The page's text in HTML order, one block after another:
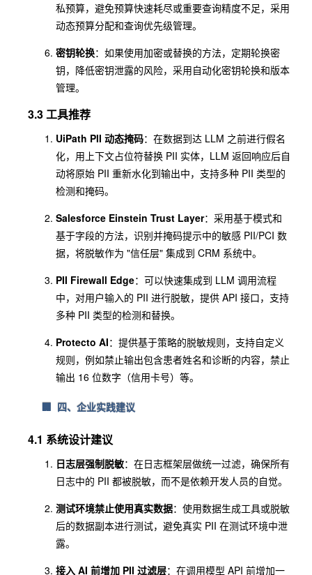
私预算，避免预算快速耗尽或重要查询精度不足，采用
动态预算分配和查询优先级管理。
密钥轮换：如果使用加密或替换的方法，定期轮换密
钥，降低密钥泄露的风险，采用自动化密钥轮换和版本
管理。
3.3 工具推荐
UiPath PII 动态掩码：在数据到达 LLM 之前进行假名
化，用上下文占位符替换 PII 实体，LLM 返回响应后自
动将原始 PII 重新水化到输出中，支持多种 PII 类型的
检测和掩码。
Salesforce Einstein Trust Layer：采用基于模式和
基于字段的方法，识别并掩码提示中的敏感 PII/PCI 数
据，将脱敏作为 "信任层" 集成到 CRM 系统中。
PII Firewall Edge：可以快速集成到 LLM 调用流程
中，对用户输入的 PII 进行脱敏，提供 API 接口，支持
多种 PII 类型的检测和替换。
Protecto AI：提供基于策略的脱敏规则，支持自定义
规则，例如禁止输出包含患者姓名和诊断的内容，禁止
输出 16 位数字（信用卡号）等。
🏢 四、企业实践建议
4.1 系统设计建议
日志层强制脱敏：在日志框架层做统一过滤，确保所有
日志中的 PII 都被脱敏，而不是依赖开发人员的自觉。
测试环境禁止使用真实数据：使用数据生成工具或脱敏
后的数据副本进行测试，避免真实 PII 在测试环境中泄
露。
接入 AI 前增加 PII 过滤层：在调用模型 API 前增加一